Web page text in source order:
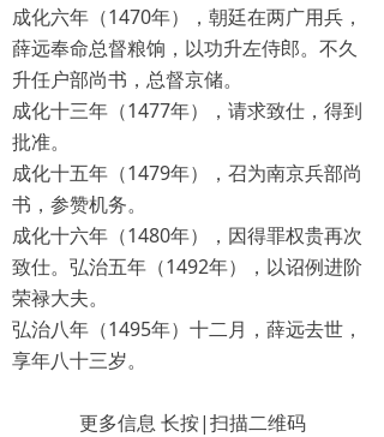
成化六年（1470年），朝廷在两广用兵，
薛远奉命总督粮饷，以功升左侍郎。不久
升任户部尚书，总督京储。
成化十三年（1477年），请求致仕，得到
批准。
成化十五年（1479年），召为南京兵部尚
书，参赞机务。
成化十六年（1480年），因得罪权贵再次
致仕。弘治五年（1492年），以诏例进阶
荣禄大夫。
弘治八年（1495年）十二月，薛远去世，
享年八十三岁。
更多信息 长按|扫描二维码